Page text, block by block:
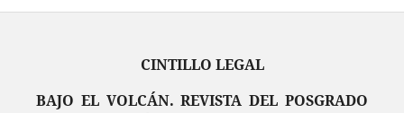
CINTILLO LEGAL
BAJO EL VOLCÁN. REVISTA DEL POSGRADO